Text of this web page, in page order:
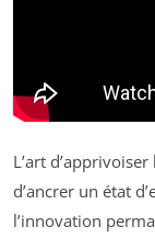
L’art
d’ancrer un état
l’innovation